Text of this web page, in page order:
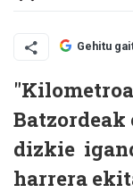
Gehitu
Batzordeak
dizkie
harrera